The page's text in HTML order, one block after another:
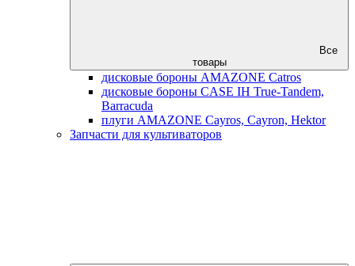
Все
товары
дисковые бороны AMAZONE Catros
дисковые бороны CASE IH True-Tandem,
Barracuda
плуги AMAZONE Cayros, Cayron, Hektor
Запчасти для культиваторов